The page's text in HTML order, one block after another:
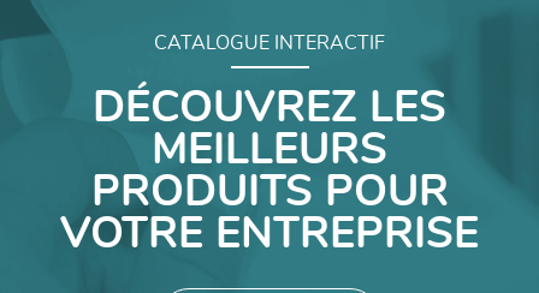
CATALOGUE INTERACTIF
DÉCOUVREZ LES
MEILLEURS
PRODUITS POUR
VOTRE ENTREPRISE